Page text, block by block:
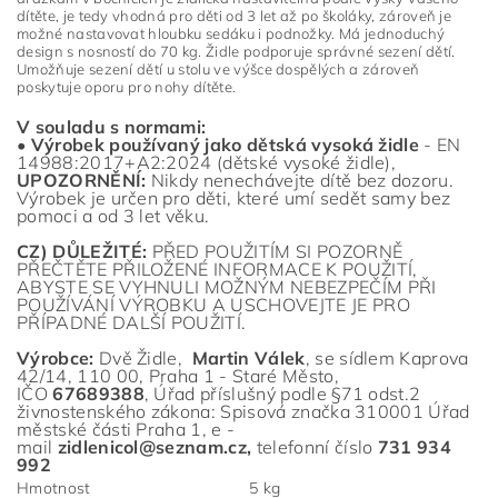
dítěte, je tedy vhodná pro děti od 3 let až po školáky, zároveň je
možné nastavovat hloubku sedáku i podnožky. Má jednoduchý
design s nosností do 70 kg. Židle podporuje správné sezení dětí.
Umožňuje sezení dětí u stolu ve výšce dospělých a zároveň
poskytuje oporu pro nohy dítěte.
V souladu s normami:
• Výrobek používaný jako dětská vysoká židle - EN
14988:2017+A2:2024 (dětské vysoké židle),
UPOZORNĚNÍ: Nikdy nenechávejte dítě bez dozoru.
Výrobek je určen pro děti, které umí sedět samy bez
pomoci a od 3 let věku.
CZ) DŮLEŽITÉ: PŘED POUŽITÍM SI POZORNĚ
PŘEČTĚTE PŘILOŽENÉ INFORMACE K POUŽITÍ,
ABYSTE SE VYHNULI MOŽNÝM NEBEZPEČÍM PŘI
POUŽÍVÁNÍ VÝROBKU A USCHOVEJTE JE PRO
PŘÍPADNÉ DALŠÍ POUŽITÍ.
Výrobce: Dvě Židle, Martin Válek, se sídlem Kaprova
42/14, 110 00, Praha 1 - Staré Město,
IČO67689388, Úřad příslušný podle §71 odst.2
živnostenského zákona: Spisová značka 310001 Úřad
městské části Praha 1, e -
mail zidlenicol@seznam.cz, telefonní číslo 731 934
992
Hmotnost 5 kg